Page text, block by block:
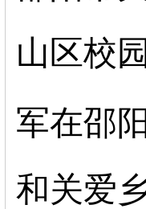
山区校
军在邵
和关爱